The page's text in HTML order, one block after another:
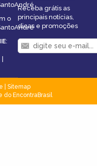
o
:
|
Receba grátis as
principais notícias,
dicas e promoções
Sitemap
do EncontraBrasil